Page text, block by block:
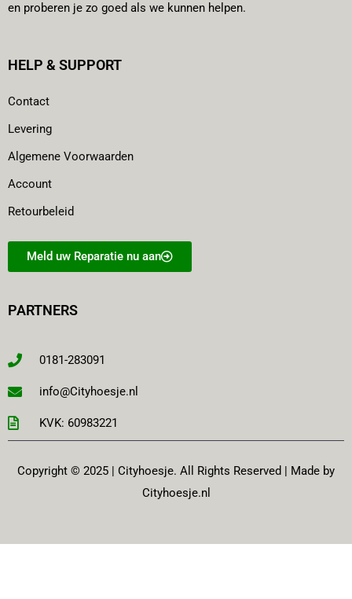
en proberen je zo goed als we kunnen helpen.
HELP & SUPPORT
Contact
Levering
Algemene Voorwaarden
Account
Retourbeleid
Meld uw Reparatie nu aan
PARTNERS
0181-283091
info@Cityhoesje.nl
KVK: 60983221
Copyright © 2025 | Cityhoesje. All Rights Reserved | Made by
Cityhoesje.nl